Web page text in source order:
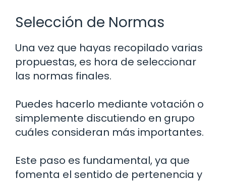
Selección de Normas
Una vez que hayas recopilado varias
propuestas, es hora de seleccionar
las normas finales.
Puedes hacerlo mediante votación o
simplemente discutiendo en grupo
cuáles consideran más importantes.
Este paso es fundamental, ya que
fomenta el sentido de pertenencia y